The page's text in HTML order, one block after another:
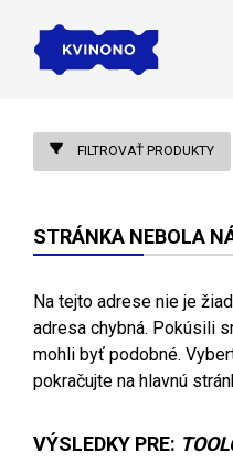
FILTROVAŤ PRODUKTY
STRÁNKA NEBOLA
Na tejto adrese nie je
adresa chybná. Pokúsili
mohli byť podobné.
pokračujte na hlavnú
VÝSLEDKY PRE: